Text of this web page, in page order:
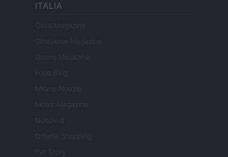
ITALIA
Casa Magazine
Cineverse Magazine
Donne Magazine
Food Blog
Milano Notizie
Motor Magazine
Notizie.it
Offerte Shopping
Pet Story